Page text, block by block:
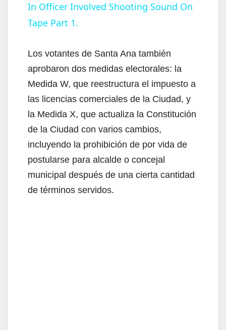
In Officer Involved Shooting Sound On
Tape Part 1.
Los votantes de Santa Ana también
aprobaron dos medidas electorales: la
Medida W, que reestructura el impuesto a
las licencias comerciales de la Ciudad, y
la Medida X, que actualiza la Constitución
de la Ciudad con varios cambios,
incluyendo la prohibición de por vida de
postularse para alcalde o concejal
municipal después de una cierta cantidad
de términos servidos.